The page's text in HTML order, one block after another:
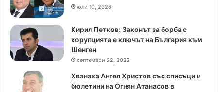
юли 10, 2026
Кирил Петков: Законът за борба с
корупцията е ключът на България към
Шенген
септември 22, 2023
Хванаха Ангел Христов със списъци и
бюлетини на Огнян Атанасов в